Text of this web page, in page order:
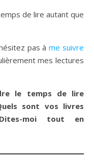
de lire autant que
pas àme suivre
mes lectures
le temps de lire
sont vos livres
moi tout en